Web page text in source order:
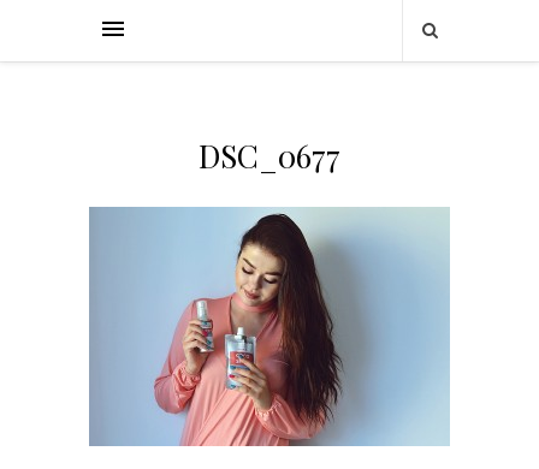
DSC_0677